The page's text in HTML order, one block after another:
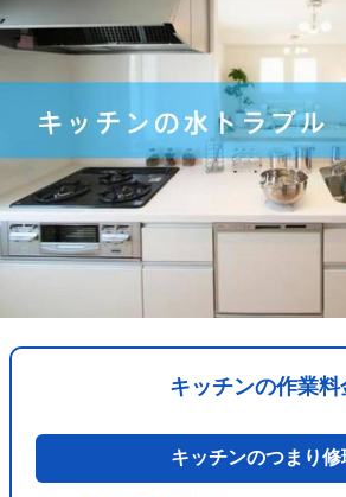
キッチンの作業料
キッチンのつまり修